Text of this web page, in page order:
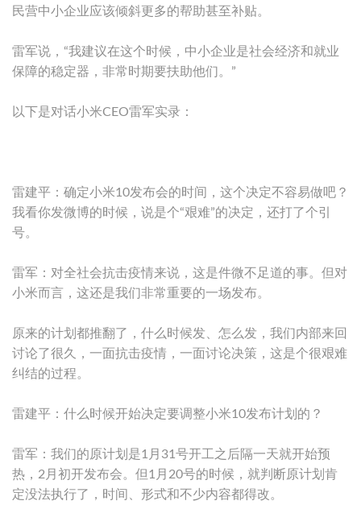
民营中小企业应该倾斜更多的帮助甚至补贴。
雷军说，“我建议在这个时候，中小企业是社会经济和就业
保障的稳定器，非常时期要扶助他们。”
以下是对话小米CEO雷军实录：
雷建平：确定小米10发布会的时间，这个决定不容易做吧？
我看你发微博的时候，说是个“艰难”的决定，还打了个引
号。
雷军：对全社会抗击疫情来说，这是件微不足道的事。但对
小米而言，这还是我们非常重要的一场发布。
原来的计划都推翻了，什么时候发、怎么发，我们内部来回
讨论了很久，一面抗击疫情，一面讨论决策，这是个很艰难
纠结的过程。
雷建平：什么时候开始决定要调整小米10发布计划的？
雷军：我们的原计划是1月31号开工之后隔一天就开始预
热，2月初开发布会。但1月20号的时候，就判断原计划肯
定没法执行了，时间、形式和不少内容都得改。